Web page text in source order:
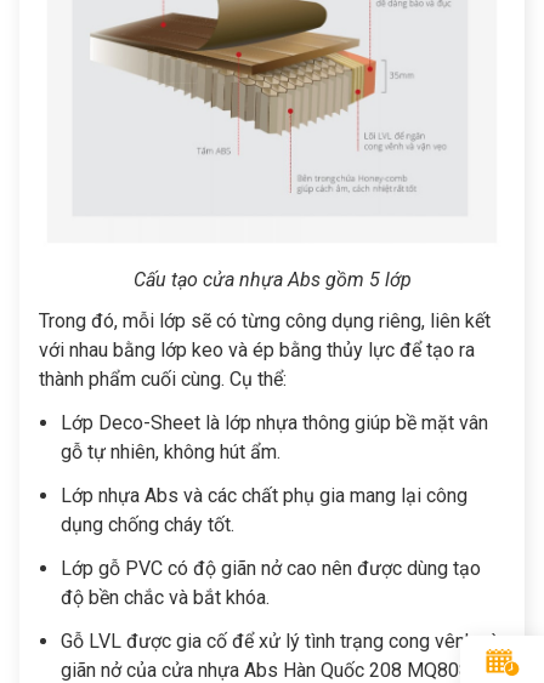
Cấu tạo cửa nhựa Abs gồm 5 lớp
Trong đó, mỗi lớp sẽ có từng công dụng riêng, liên kết
với nhau bằng lớp keo và ép bằng thủy lực để tạo ra
thành phẩm cuối cùng. Cụ thể:
Lớp Deco-Sheet là lớp nhựa thông giúp bề mặt vân
gỗ tự nhiên, không hút ẩm.
Lớp nhựa Abs và các chất phụ gia mang lại công
dụng chống cháy tốt.
Lớp gỗ PVC có độ giãn nở cao nên được dùng tạo
độ bền chắc và bắt khóa.
Gỗ LVL được gia cố để xử lý tình trạng cong vênh và
giãn nở của cửa nhựa Abs Hàn Quốc 208 MQ808